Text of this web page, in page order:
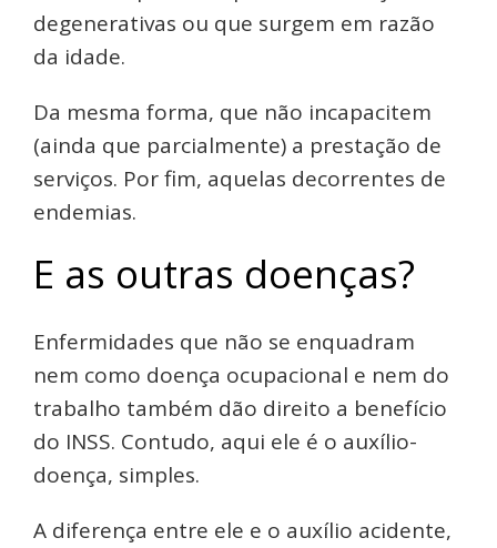
degenerativas ou que surgem em razão
da idade.
Da mesma forma, que não incapacitem
(ainda que parcialmente) a prestação de
serviços. Por fim, aquelas decorrentes de
endemias.
E as outras doenças?
Enfermidades que não se enquadram
nem como doença ocupacional e nem do
trabalho também dão direito a benefício
do INSS. Contudo, aqui ele é o auxílio-
doença, simples.
A diferença entre ele e o auxílio acidente,